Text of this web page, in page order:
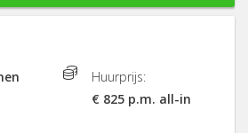
Huurprijs:
€ 825 p.m. all-in